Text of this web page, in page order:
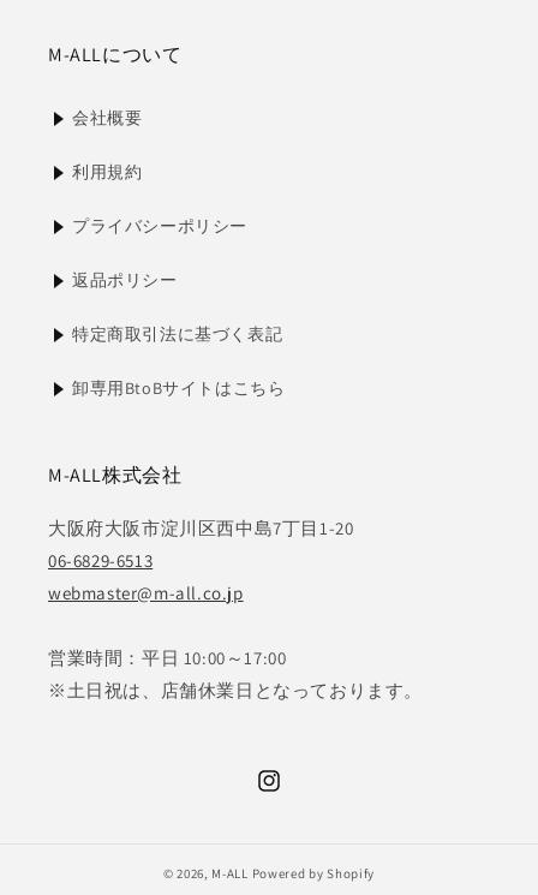
M-ALLについて
会社概要
利用規約
プライバシーポリシー
返品ポリシー
特定商取引法に基づく表記
卸専用BtoBサイトはこちら
M-ALL株式会社
大阪府大阪市淀川区西中島7丁目1-20
06-6829-6513
webmaster@m-all.co.jp
営業時間：平日 10:00～17:00
※土日祝は、店舗休業日となっております。
Instagram
© 2026, M-ALL Powered by Shopify